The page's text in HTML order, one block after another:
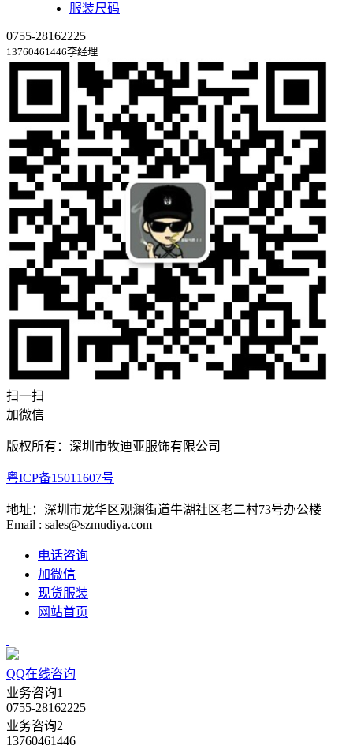
服装尺码
0755-28162225
13760461446李经理
扫一扫
加微信
版权所有：深圳市牧迪亚服饰有限公司
粤ICP备15011607号
地址：深圳市龙华区观澜街道牛湖社区老二村73号办公楼
Email : sales@szmudiya.com
电话咨询
加微信
现货服装
网站首页
QQ在线咨询
业务咨询1
0755-28162225
业务咨询2
13760461446